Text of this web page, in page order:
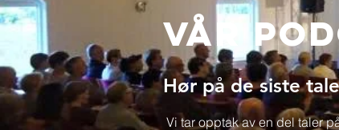
Vår
Hør på de siste
Vi tar opptak av en del taler